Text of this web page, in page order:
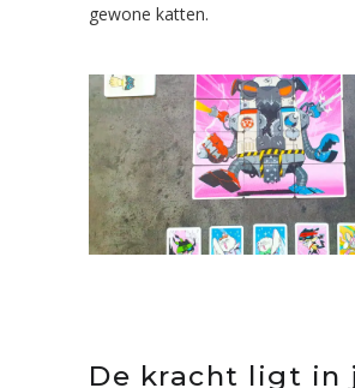
gewone katten.
De kracht ligt in